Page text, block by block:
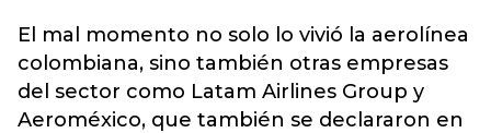
El mal momento no solo lo vivió la aerolínea
colombiana, sino también otras empresas
del sector como Latam Airlines Group y
Aeroméxico, que también se declararon en